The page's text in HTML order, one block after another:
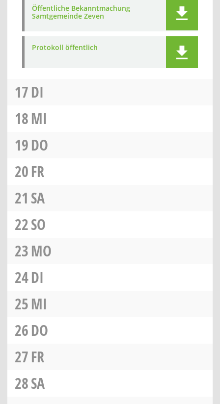
Öffentliche Bekanntmachung
Samtgemeinde Zeven
Protokoll öffentlich
17DI
18MI
19DO
20FR
21 SA
22SO
23MO
24DI
25MI
26DO
27FR
28SA